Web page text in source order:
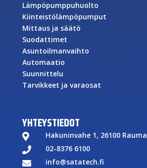
Lämpöpumppuhuolto
Kiinteistölämpöpumput
Mittaus ja säätö
Suodattimet
Asuntoilmanvaihto
Automaatio
Suunnittelu
Tarvikkeet ja varaosat
YHTEYSTIEDOT
 Hakuninvahe 1, 26100 Rauma
 02-8376 6100
 info@satatech.fi